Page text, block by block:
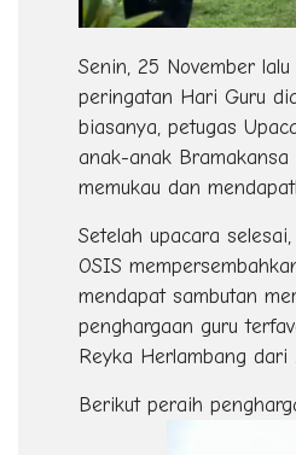
Senin, 25 November
peringatan Hari Guru
biasanya, petugas
anak-anak
memukau dan
Setelah upacara
OSIS
mendapat sambutan
penghargaan guru
Reyka Herlambang dari
Berikut peraih